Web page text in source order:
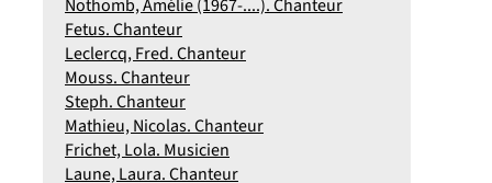
Nothomb, Amélie (1967-....). Chanteur
Fetus. Chanteur
Leclercq, Fred. Chanteur
Mouss. Chanteur
Steph. Chanteur
Mathieu, Nicolas. Chanteur
Frichet, Lola. Musicien
Laune, Laura. Chanteur